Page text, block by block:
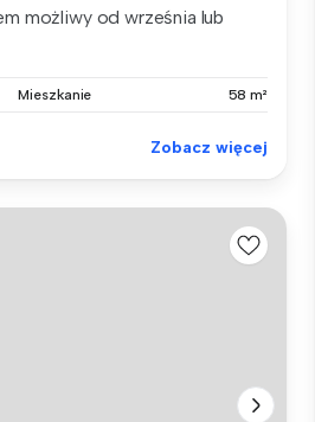
możliwy od września lub
Mieszkanie 58 m²
Zobacz więcej